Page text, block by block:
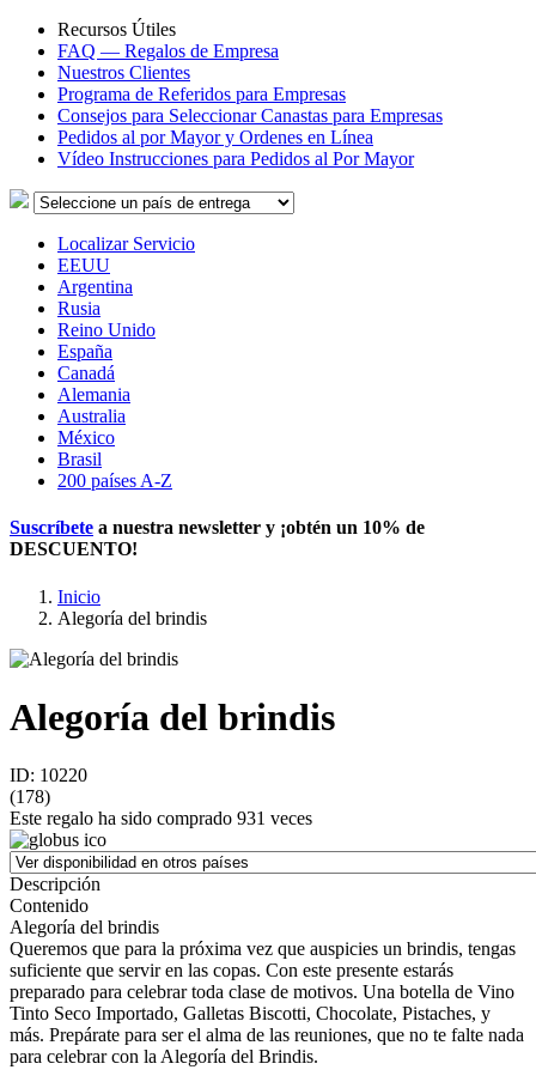
Recursos Útiles
FAQ — Regalos de Empresa
Nuestros Clientes
Programa de Referidos para Empresas
Consejos para Seleccionar Canastas para Empresas
Pedidos al por Mayor y Ordenes en Línea
Vídeo Instrucciones para Pedidos al Por Mayor
Localizar Servicio
EEUU
Argentina
Rusia
Reino Unido
España
Canadá
Alemania
Australia
México
Brasil
200 países A-Z
Suscríbete a nuestra newsletter y ¡obtén un 10% de
DESCUENTO!
Inicio
Alegoría del brindis
Alegoría del brindis
ID: 10220
(178)
Este regalo ha sido comprado 931 veces
Descripción
Contenido
Alegoría del brindis
Queremos que para la próxima vez que auspicies un brindis, tengas
suficiente que servir en las copas. Con este presente estarás
preparado para celebrar toda clase de motivos. Una botella de Vino
Tinto Seco Importado, Galletas Biscotti, Chocolate, Pistaches, y
más. Prepárate para ser el alma de las reuniones, que no te falte nada
para celebrar con la Alegoría del Brindis.